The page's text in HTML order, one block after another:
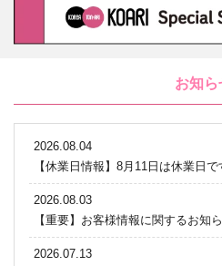
お知ら
2026.08.04
【休業日情報】8月11日は休業日で
2026.08.03
【重要】お客様情報に関するお知
2026.07.13